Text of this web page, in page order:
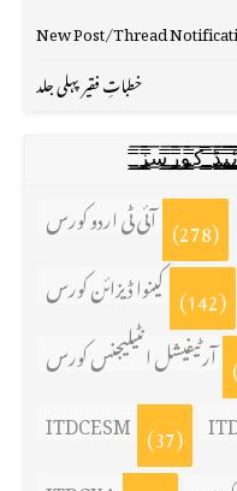
New Post/Thread
خطباتِ فقیر پہلی جلد
̳̿͟͞ک̳̿͟͞و̳̿͟͞ر̳̿͟͞س̳̿͟͞ز̳̿͟͞
آئی ٹی اردو کورس (278)
کینوا ڈیزائن کورس (142)
آرٹیفیشل انٹیلیجنس کورس
ITDCESM (37)